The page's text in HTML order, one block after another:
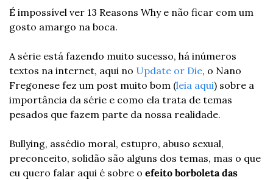
É impossível ver 13 Reasons Why e não ficar com um
gosto amargo na boca.
A série está fazendo muito sucesso, há inúmeros
textos na internet, aqui no Update or Die, o Nano
Fregonese fez um post muito bom (leia aqui) sobre a
importância da série e como ela trata de temas
pesados que fazem parte da nossa realidade.
Bullying, assédio moral, estupro, abuso sexual,
preconceito, solidão são alguns dos temas, mas o que
eu quero falar aqui é sobre o efeito borboleta das